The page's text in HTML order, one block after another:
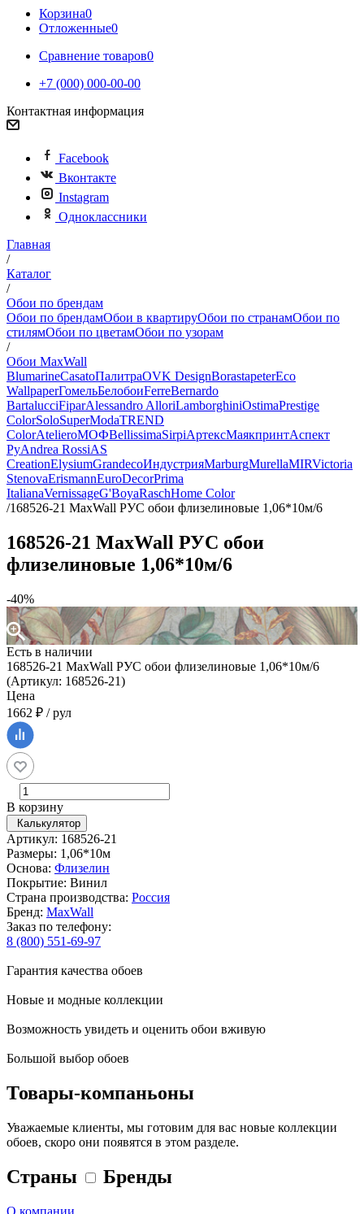
Корзина0
Отложенные0
Сравнение товаров0
+7 (000) 000-00-00
Контактная информация
Facebook
Вконтакте
Instagram
Одноклассники
Главная
/
Каталог
/
Обои по брендам
Обои по брендамОбои в квартируОбои по странамОбои по
стилямОбои по цветамОбои по узорам
/
Обои MaxWall
BlumarineCasatoПалитраOVK DesignBorastapeterEco
WallpaperГомельБелобоиFerreBernardo
BartalucciFiparAlessandro AlloriLamborghiniOstimaPrestige
ColorSoloSuperModaTREND
ColorAtelieroМОФBellissimaSirpiАртексМаякпринтАспект
РуAndrea RossiAS
CreationElysiumGrandecoИндустрияMarburgMurellaMIRVictoria
StenovaErismannEuroDecorPrima
ItalianaVernissageG'BoyaRaschHome Color
/168526-21 MaxWall РУС обои флизелиновые 1,06*10м/6
168526-21 MaxWall РУС обои
флизелиновые 1,06*10м/6
-40%
Есть в наличии
168526-21 MaxWall РУС обои флизелиновые 1,06*10м/6
(Артикул: 168526-21)
Цена
1662 ₽ / рул
В корзину
Калькулятор
Артикул: 168526-21
Размеры: 1,06*10м
Основа: Флизелин
Покрытие: Винил
Страна производства: Россия
Бренд: MaxWall
Заказ по телефону:
8 (800) 551-69-97
Гарантия качества обоев
Новые и модные коллекции
Возможность увидеть и оценить обои вживую
Большой выбор обоев
Товары-компаньоны
Уважаемые клиенты, мы готовим для вас новые коллекции
обоев, скоро они появятся в этом разделе.
Страны Бренды
О компании